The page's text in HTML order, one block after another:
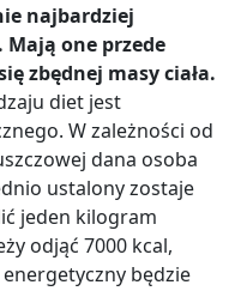
najbardziej
one przede
zbędnej masy ciała.
diet jest
W zależności od
dana osoba
ustalony zostaje
jeden kilogram
odjąć 7000 kcal,
będzie